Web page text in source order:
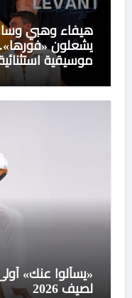
هيفاء وهبي
موسيقية
«يسألوا عنك»
لصيف 2026